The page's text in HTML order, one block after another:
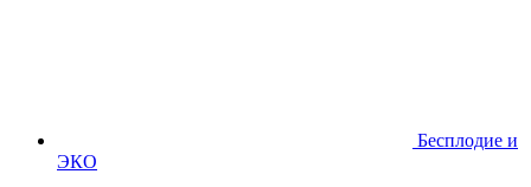
Бесплодие и
ЭКО